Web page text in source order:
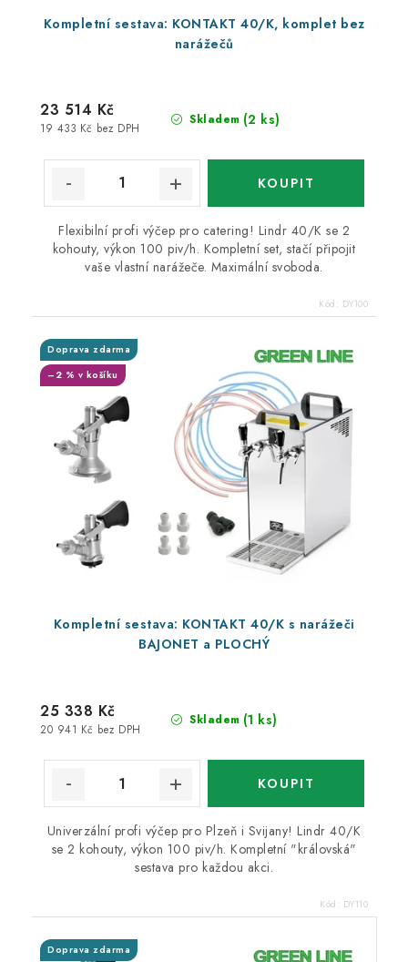
Kompletní sestava: KONTAKT 40/K, komplet bez
narážečů
Skladem (2 ks)
19 433 Kč bez DPH
23 514 Kč
Flexibilní profi výčep pro catering! Lindr 40/K se 2
kohouty, výkon 100 piv/h. Kompletní set, stačí připojit
vaše vlastní narážeče. Maximální svoboda.
Kód: DY100
Kompletní sestava: KONTAKT 40/K s narážeči
BAJONET a PLOCHÝ
Doprava zdarma
–2 % v košíku
Skladem (1 ks)
20 941 Kč bez DPH
25 338 Kč
Univerzální profi výčep pro Plzeň i Svijany! Lindr 40/K
se 2 kohouty, výkon 100 piv/h. Kompletní "královská"
sestava pro každou akci.
Kód: DY110
Doprava zdarma